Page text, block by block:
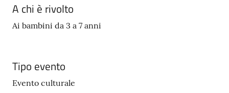
A chi è rivolto
Ai bambini da 3 a 7 anni
Tipo evento
Evento culturale